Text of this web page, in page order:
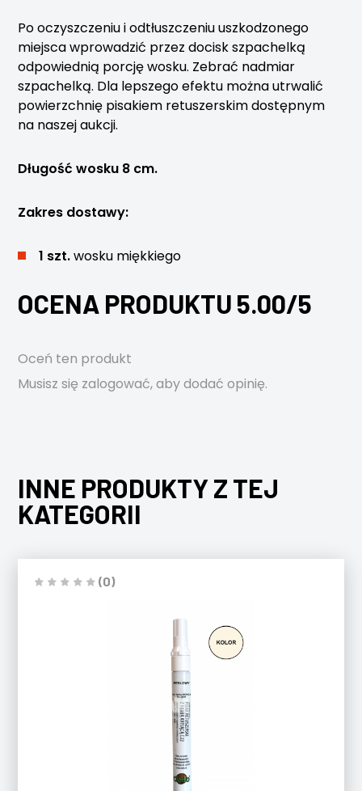
Po oczyszczeniu i odtłuszczeniu uszkodzonego
miejsca wprowadzić przez docisk szpachelką
odpowiednią porcję wosku. Zebrać nadmiar
szpachelką. Dla lepszego efektu można utrwalić
powierzchnię pisakiem retuszerskim dostępnym
na naszej aukcji.
Długość wosku 8 cm.
Zakres dostawy:
1 szt.wosku miękkiego
OCENA PRODUKTU 5.00/5
Oceń ten produkt
Musisz się zalogować, aby dodać opinię.
INNE PRODUKTY Z TEJ
KATEGORII
(0)